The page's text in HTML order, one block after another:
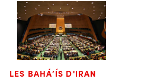
LES BAHÁ’ÍS D'IRAN